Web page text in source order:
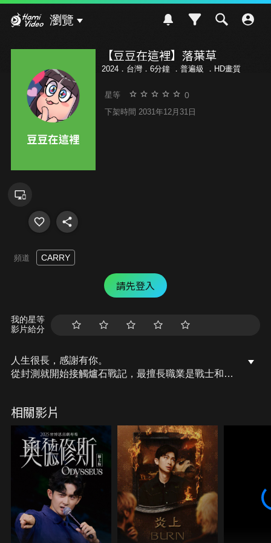
瀏覽
【豆豆在這裡】落葉草
2024．台灣．6分鐘 ． 普遍級 ．HD畫質
星等 0
下架時間 2031年12月31日
頻道 CARRY
請先登入
我的星等
影片給分
人生很長，感謝有你。
從封測就開始接觸爐石戰記，最擅長職業是戰士和牧
醒。
從陰暗幽霾的蛇界森林甦醒吧， 趁此良機，莫再猶
豫，恭請蛇界至尊雙飛寶典！
OSkomodo 還不一起加入蛇教跟著教主一起前進!
相關影片